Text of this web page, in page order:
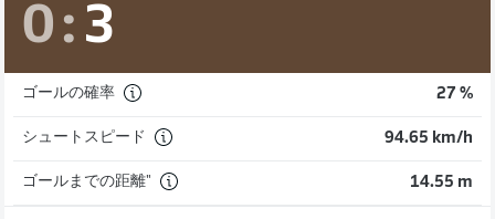
0 : 3
ゴールの確率 27 %
シュートスピード 94.65 km/h
ゴールまでの距離" 14.55 m